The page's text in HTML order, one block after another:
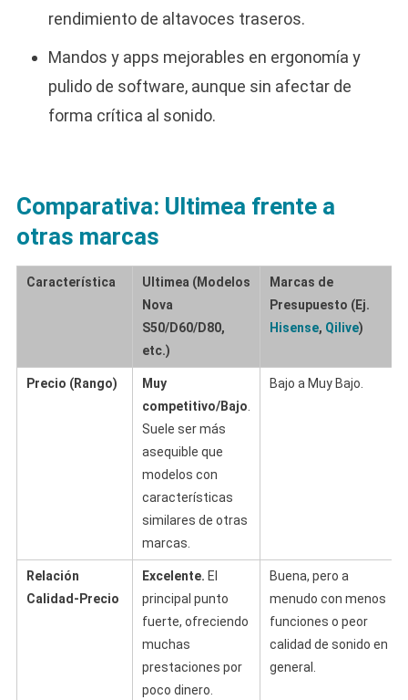
rendimiento de altavoces traseros.
Mandos y apps mejorables en ergonomía y
pulido de software, aunque sin afectar de
forma crítica al sonido.
Comparativa: Ultimea frente a
otras marcas
Característica
Ultimea (Modelos
Nova
S50/D60/D80,
etc.)
Marcas de
Presupuesto (Ej.
Hisense, Qilive)
Precio (Rango)
Muy
competitivo/Bajo
Suele ser más
asequible que
modelos con
características
similares de otras
marcas.
Bajo a Muy Bajo.
Relación
Calidad-Precio
Excelente. El
principal punto
fuerte, ofreciendo
muchas
prestaciones por
poco dinero.
Buena, pero a
menudo con menos
funciones o peor
calidad de sonido en
general.